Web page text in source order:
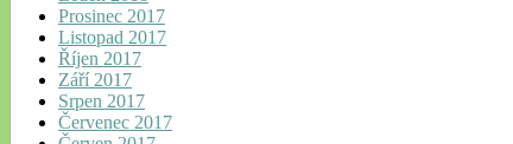
Prosinec 2017
Listopad 2017
Říjen 2017
Září 2017
Srpen 2017
Červenec 2017